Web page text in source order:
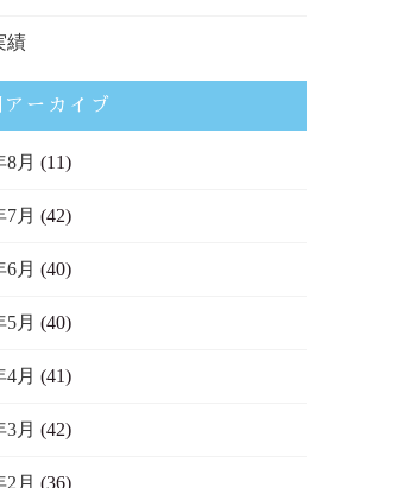
績
アーカイブ
8月 (11)
7月 (42)
6月 (40)
5月 (40)
4月 (41)
3月 (42)
2月 (36)